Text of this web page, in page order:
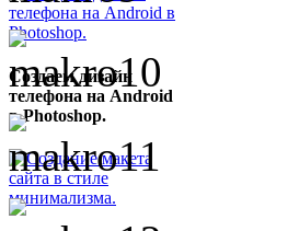
Создаем дизайн
телефона на Android
в Photoshop.